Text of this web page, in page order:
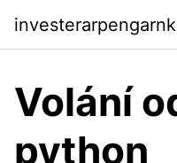
Volání
python